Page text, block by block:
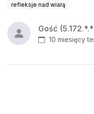
refleksje nad wiarą
Gość
10 miesięcy